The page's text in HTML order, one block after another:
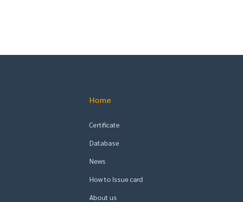
Home
Certificate
Database
News
How to Issue card
About us